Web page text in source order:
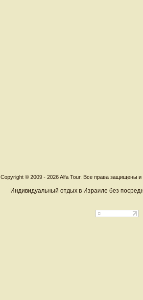
Copyright © 2009 - 2026 Alfa Tour. Все права защищены и
Индивидуальный отдых в Израиле без